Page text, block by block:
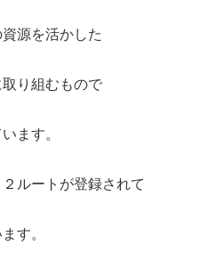
源を活かした
り組むもので
ます。
ルートが登録されて
す。